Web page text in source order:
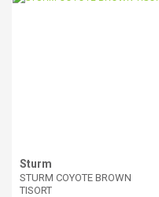
Sturm
STURM COYOTE BROWN
TISORT